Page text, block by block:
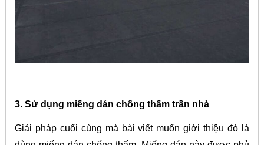
3. Sử dụng miếng dán chống thấm trần nhà
Giải pháp cuối cùng mà bài viết muốn giới thiệu đó là